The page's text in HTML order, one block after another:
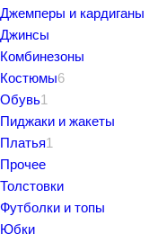
Джемперы и кардиганы
Джинсы
Комбинезоны
Костюмы6
Обувь1
Пиджаки и жакеты
Платья1
Прочее
Толстовки
Футболки и топы
Юбки